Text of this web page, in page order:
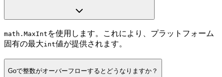
math.MaxInt を使用します。これにより、プラットフォーム
固有の最大int値が提供されます。
Goで整数がオーバーフローするとどうなりますか？